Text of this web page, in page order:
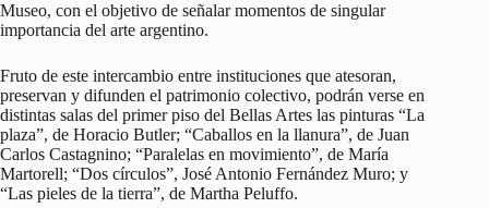
Museo, con el objetivo de señalar momentos de singular
importancia del arte argentino.
Fruto de este intercambio entre instituciones que atesoran,
preservan y difunden el patrimonio colectivo, podrán verse en
distintas salas del primer piso del Bellas Artes las pinturas “La
plaza”, de Horacio Butler; “Caballos en la llanura”, de Juan
Carlos Castagnino; “Paralelas en movimiento”, de María
Martorell; “Dos círculos”, José Antonio Fernández Muro; y
“Las pieles de la tierra”, de Martha Peluffo.